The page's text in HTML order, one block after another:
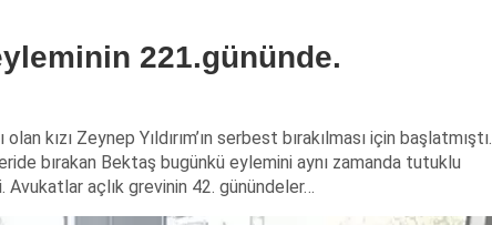
221.gününde.
kızı Zeynep Yıldırım’ın serbest bırakılması için başlatmıştı.
bırakan Bektaş bugünkü eylemini aynı zamanda tutuklu
Avukatlar açlık grevinin 42. günündeler…